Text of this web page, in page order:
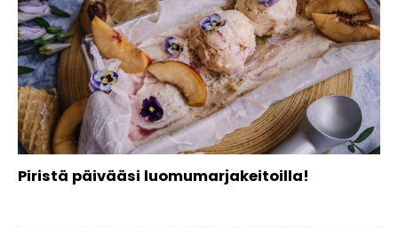
Piristä päivääsi luomumarjakeitoilla!